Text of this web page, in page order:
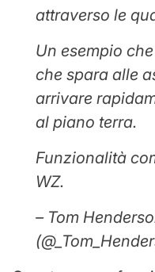
attraverso le
Un esempio
che spara alle
arrivare
al piano terra.
Funzionalità
WZ.
– Tom